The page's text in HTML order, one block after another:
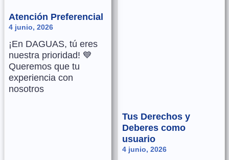
Atención Preferencial
4 junio, 2026
¡En DAGUAS, tú eres
nuestra prioridad! 💙
Queremos que tu
experiencia con
nosotros
Tus Derechos y
Deberes como
usuario
4 junio, 2026